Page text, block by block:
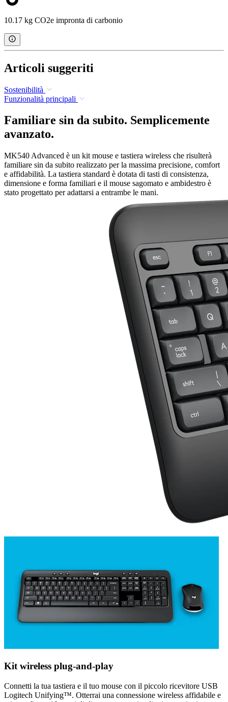
10.17 kg CO2e impronta di carbonio
Articoli suggeriti
Sostenibilità
Funzionalità principali
Familiare sin da subito. Semplicemente
avanzato.
MK540 Advanced è un kit mouse e tastiera wireless che risulterà
familiare sin da subito realizzato per la massima precisione, comfort
e affidabilità. La tastiera standard è dotata di tasti di consistenza,
dimensione e forma familiari e il mouse sagomato e ambidestro è
stato progettato per adattarsi a entrambe le mani.
Kit wireless plug-and-play
Connetti la tua tastiera e il tuo mouse con il piccolo ricevitore USB
Logitech Unifying™. Otterrai una connessione wireless affidabile e